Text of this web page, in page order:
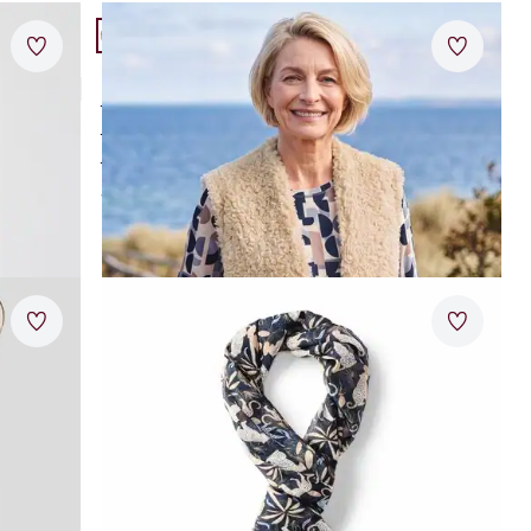
Bewertungen
Neuheiten
Merkzettel
Artikel 3 von 24.
Rabe Kuschel-Weste Balu
kuscheliger Teddyplüsch
moderne Silhouette
praktischer Häkchenverschluss
ab
€ 119,00
Merkzettel